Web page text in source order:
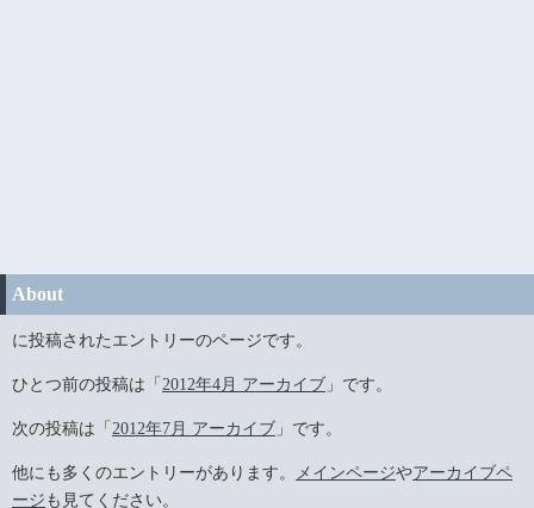
About
に投稿されたエントリーのページです。
ひとつ前の投稿は「 2012年4月 アーカイブ 」です。
次の投稿は「 2012年7月 アーカイブ 」です。
他にも多くのエントリーがあります。 メインページやアーカイブペ
ージ も見てください。